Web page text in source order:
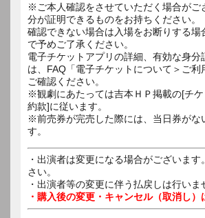
※ご本人確認をさせていただく場合がご
分が証明できるものをお持ちください。
確認できない場合は入場をお断りする場
で予めご了承ください。
電子チケットアプリの詳細、有効な身分
は、FAQ「電子チケットについて＞ご利
ご確認ください。
※観劇にあたっては吉本ＨＰ掲載の[チケ
約款]に従います。
※前売券が完売した際には、当日券がな
す。
・出演者は変更になる場合がございま
さい。
・出演者等の変更に伴う払戻しは行いま
・購入後の変更・キャンセル（取消し）